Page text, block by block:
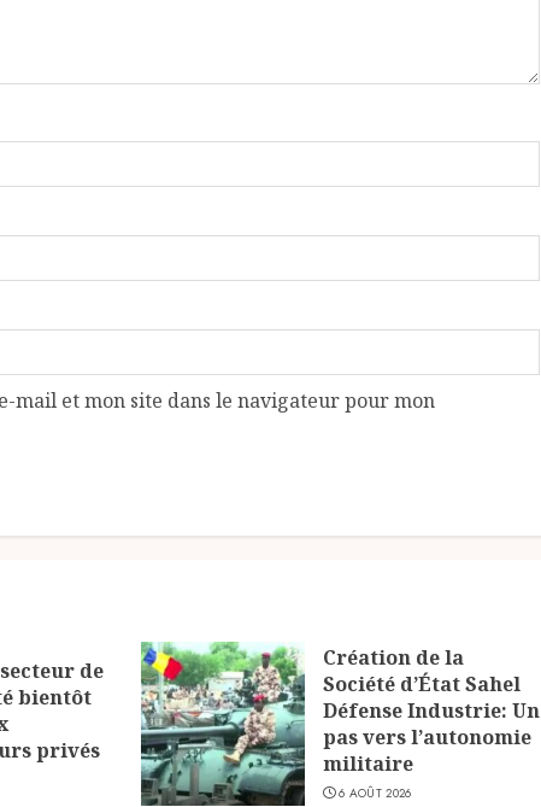
mail et mon site dans le navigateur pour mon
de
bientôt
privés
Création de la
Société d’État Sahel
Défense Industrie: Un
pas vers l’autonomie
militaire
6 AOÛT 2026